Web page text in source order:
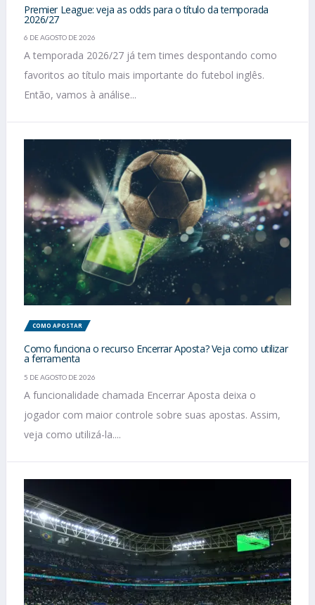
Premier League: veja as odds para o título da temporada
2026/27
6 DE AGOSTO DE 2026
A temporada 2026/27 já tem times despontando como
favoritos ao título mais importante do futebol inglês.
Então, vamos à análise...
COMO APOSTAR
Como funciona o recurso Encerrar Aposta? Veja como utilizar
a ferramenta
5 DE AGOSTO DE 2026
A funcionalidade chamada Encerrar Aposta deixa o
jogador com maior controle sobre suas apostas. Assim,
veja como utilizá-la....